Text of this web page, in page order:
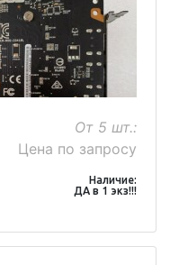
От 5 шт.:
Цена по запросу
Наличие:
ДА в 1 экз!!!